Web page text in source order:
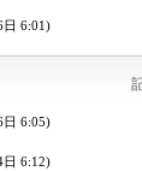
日 6:01)
日 6:05)
日 6:12)